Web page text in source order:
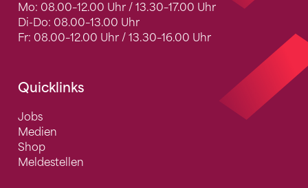
Mo: 08.00–12.00 Uhr / 13.30–17.00 Uhr
Di-Do: 08.00–13.00 Uhr
Fr: 08.00–12.00 Uhr / 13.30–16.00 Uhr
Quicklinks
Jobs
Medien
Shop
Meldestellen